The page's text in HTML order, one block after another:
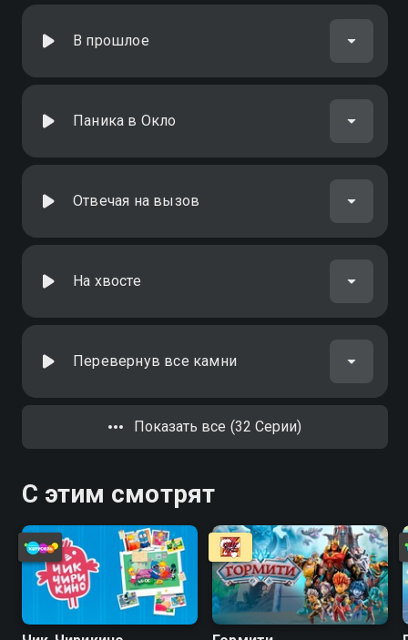
В прошлое
Паника в Окло
Отвечая на вызов
На хвосте
Перевернув все камни
Показать все (32 Серии)
С этим смотрят